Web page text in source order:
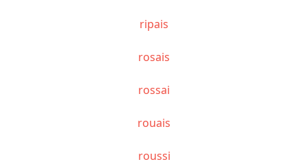
ripais
rosais
rossai
rouais
roussi